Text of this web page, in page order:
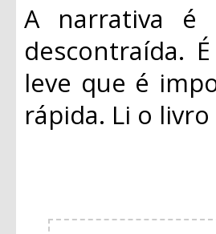
A narrativa é
descontraída.
leve que é
rápida. Li o